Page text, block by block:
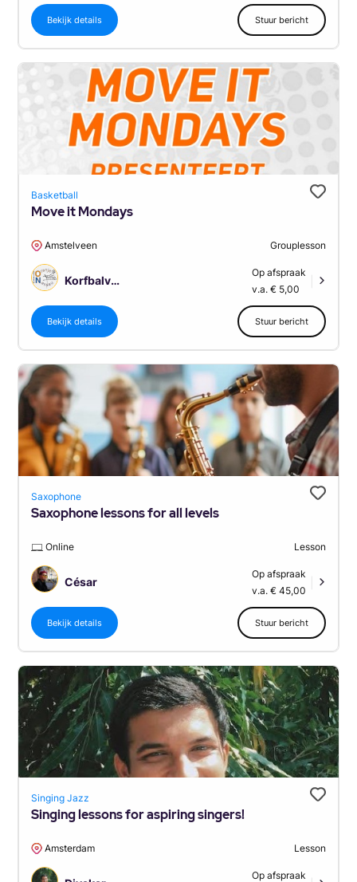
Bekijk details Stuur bericht
Basketball
Move it Mondays
Amstelveen Grouplesson
Korfbalvereniging Oranje Nassau Amstelveen
Op afspraak
v.a. € 5,00
Bekijk details Stuur bericht
Saxophone
Saxophone lessons for all levels
Online Lesson
César
Op afspraak
v.a. € 45,00
Bekijk details Stuur bericht
Singing Jazz
Singing lessons for aspiring singers!
Amsterdam Lesson
Op afspraak